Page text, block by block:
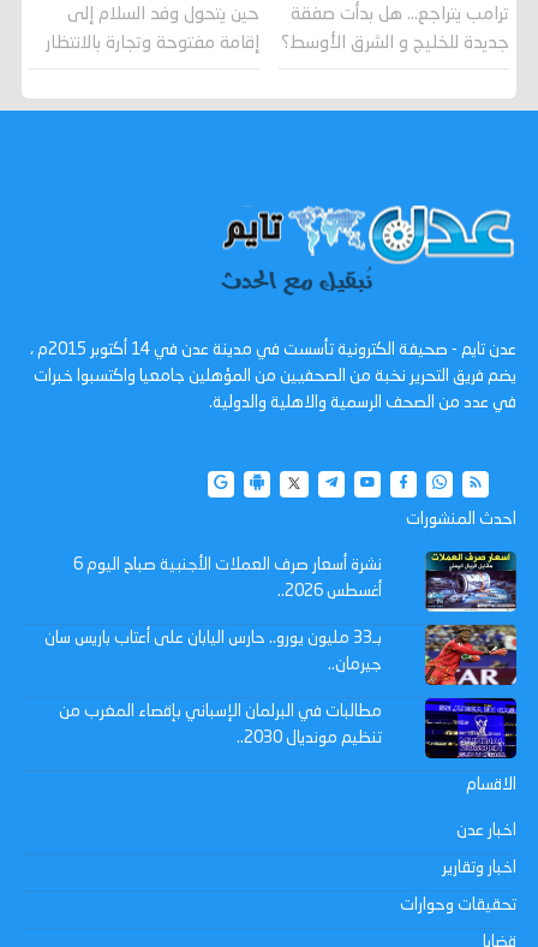
ترامب يتراجع... هل بدأت صفقة
جديدة للخليج و الشرق الأوسط؟
حين يتحول وفد السلام إلى
إقامة مفتوحة وتجارة بالانتظار
عدن تايم - صحيفة الكترونية تأسست في مدينة عدن في 14 أكتوبر 2015م ،
يضم فريق التحرير نخبة من الصحفيين من المؤهلين جامعيا واكتسبوا خبرات
في عدد من الصحف الرسمية والاهلية والدولية.
احدث المنشورات
نشرة أسعار صرف العملات الأجنبية صباح اليوم 6
أغسطس 2026..
بـ33 مليون يورو.. حارس اليابان على أعتاب باريس سان
جيرمان..
مطالبات في البرلمان الإسباني بإقصاء المغرب من
تنظيم مونديال 2030..
الاقسام
اخبار عدن
اخبار وتقارير
تحقيقات وحوارات
قضايا